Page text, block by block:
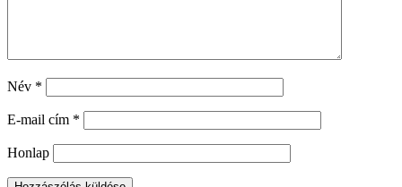
Név *
E-mail cím *
Honlap